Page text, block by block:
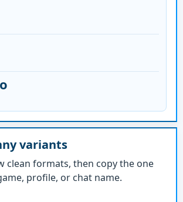
variants
clean formats, then copy the one
profile, or chat name.